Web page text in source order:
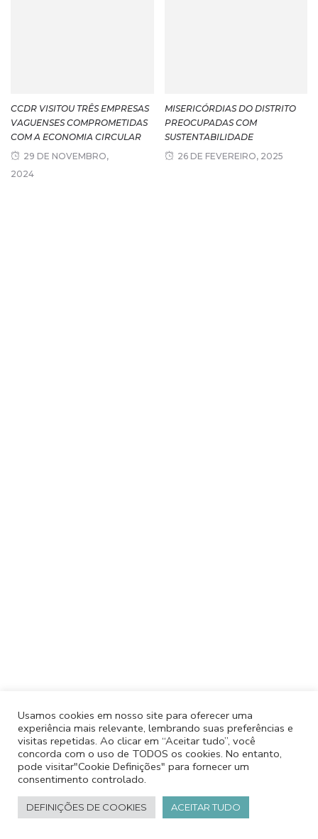
CCDR VISITOU TRÊS EMPRESAS
VAGUENSES COMPROMETIDAS
COM A ECONOMIA CIRCULAR
29 DE NOVEMBRO,
2024
MISERICÓRDIAS DO DISTRITO
PREOCUPADAS COM
SUSTENTABILIDADE
26 DE FEVEREIRO, 2025
Usamos cookies em nosso site para oferecer uma
experiência mais relevante, lembrando suas preferências e
visitas repetidas. Ao clicar em “Aceitar tudo”, você
concorda com o uso de TODOS os cookies. No entanto,
pode visitar"Cookie Definições" para fornecer um
consentimento controlado.
DEFINIÇÕES DE COOKIES ACEITAR TUDO